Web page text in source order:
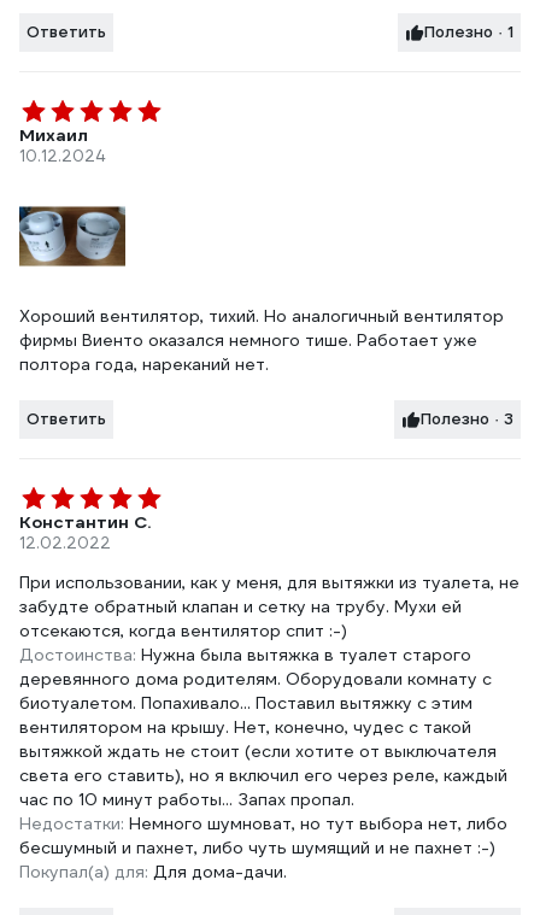
Ответить Полезно · 1
Михаил
10.12.2024
Хороший вентилятор, тихий. Но аналогичный вентилятор
фирмы Виенто оказался немного тише. Работает уже
полтора года, нареканий нет.
Ответить Полезно · 3
Константин С.
12.02.2022
При использовании, как у меня, для вытяжки из туалета, не
забудте обратный клапан и сетку на трубу. Мухи ей
отсекаются, когда вентилятор спит :-)
Достоинства: Нужна была вытяжка в туалет старого
деревянного дома родителям. Оборудовали комнату с
биотуалетом. Попахивало... Поставил вытяжку с этим
вентилятором на крышу. Нет, конечно, чудес с такой
вытяжкой ждать не стоит (если хотите от выключателя
света его ставить), но я включил его через реле, каждый
час по 10 минут работы... Запах пропал.
Недостатки: Немного шумноват, но тут выбора нет, либо
бесшумный и пахнет, либо чуть шумящий и не пахнет :-)
Покупал(а) для: Для дома-дачи.